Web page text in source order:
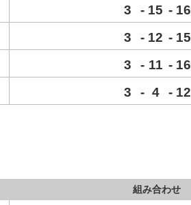
3 - 15 - 16
3 - 12 - 15
3 - 11 - 16
3 - 4 - 12
組み合わせ